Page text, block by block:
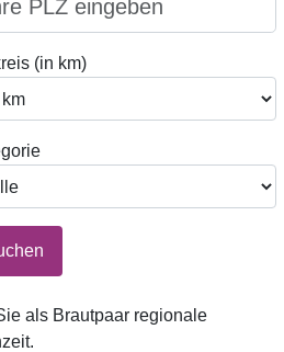
(in km)
als Brautpaar regionale